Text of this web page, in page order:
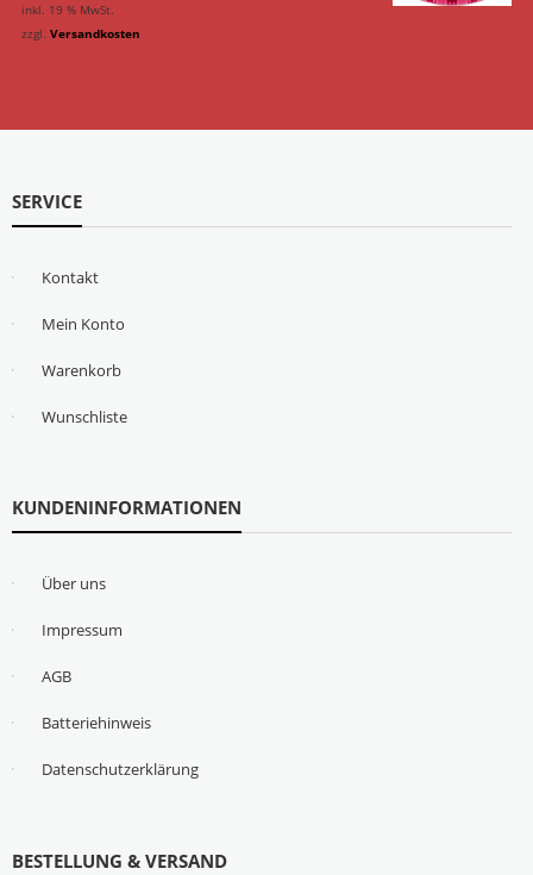
inkl. 19 % MwSt.
zzgl. Versandkosten
SERVICE
Kontakt
Mein Konto
Warenkorb
Wunschliste
KUNDENINFORMATIONEN
Über uns
Impressum
AGB
Batteriehinweis
Datenschutzerklärung
BESTELLUNG & VERSAND